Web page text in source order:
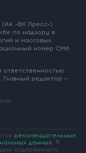
(ИА «ВК Пресс»)
по надзору в
и массовых
номер СМИ:
ответственностью
Главный редактор —
рекомендательные
данных. ©
содержимого